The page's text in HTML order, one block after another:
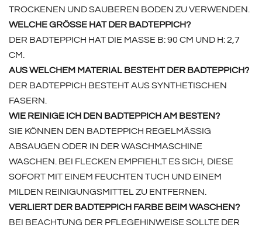
TROCKENEN UND SAUBEREN BODEN ZU VERWENDEN.
WELCHE GRÖSSE HAT DER BADTEPPICH?
DER BADTEPPICH HAT DIE MASSE B: 90 CM UND H: 2,7 C
M.
AUS WELCHEM MATERIAL BESTEHT DER BADTEPPICH?
DER BADTEPPICH BESTEHT AUS SYNTHETISCHEN
FASERN.
WIE REINIGE ICH DEN BADTEPPICH AM BESTEN?
SIE KÖNNEN DEN BADTEPPICH REGELMÄSSIG A
BSAUGEN ODER IN DER WASCHMASCHINE W
ASCHEN. BEI FLECKEN EMPFIEHLT ES SICH, DIESE S
OFORT MIT EINEM FEUCHTEN TUCH UND EINEM M
ILDEN REINIGUNGSMITTEL ZU ENTFERNEN.
VERLIERT DER BADTEPPICH FARBE BEIM WASCHEN?
BEI BEACHTUNG DER PFLEGEHINWEISE SOLLTE DER